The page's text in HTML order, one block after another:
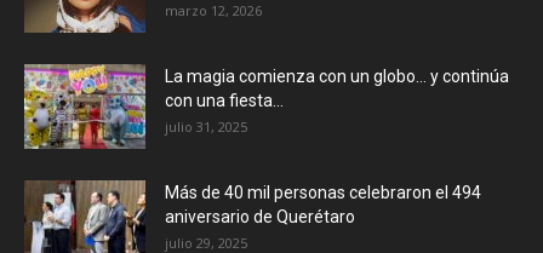
marzo 12, 2026
La magia comienza con un globo… y continúa
con una fiesta...
julio 31, 2025
Más de 40 mil personas celebraron el 494
aniversario de Querétaro
julio 29, 2025